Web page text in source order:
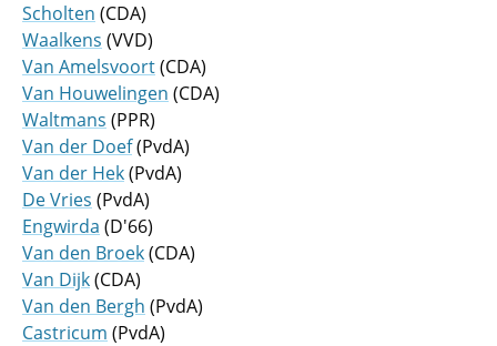
Scholten (CDA)
Waalkens (VVD)
Van Amelsvoort(CDA)
Van Houwelingen (CDA)
Waltmans (PPR)
Van der Doef(PvdA)
Van der Hek(PvdA)
De Vries (PvdA)
Engwirda (D'66)
Van den Broek(CDA)
Van Dijk(CDA)
Van den Bergh (PvdA)
Castricum (PvdA)